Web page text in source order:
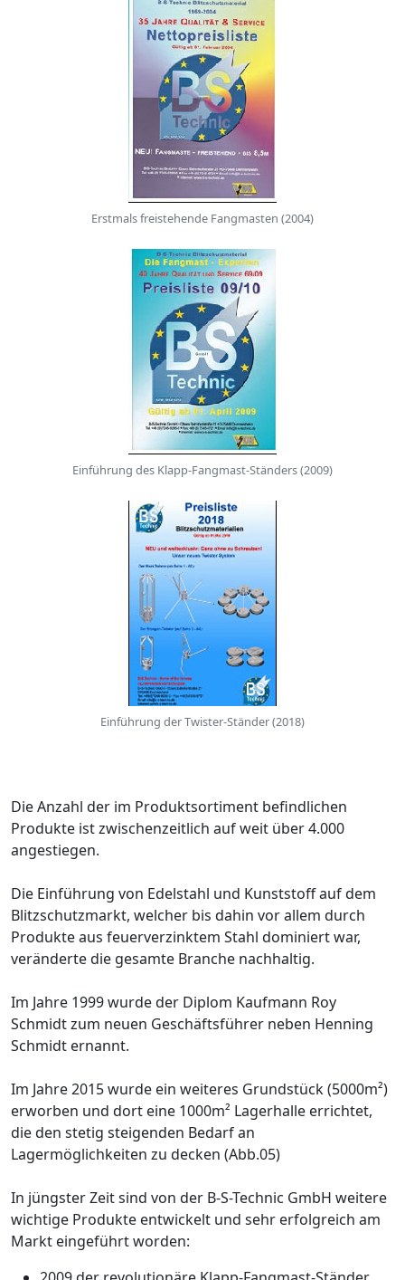
Erstmals freistehende Fangmasten (2004)
Einführung des Klapp-Fangmast-Ständers (2009)
Einführung der Twister-Ständer (2018)
Die Anzahl der im Produktsortiment befindlichen
Produkte ist zwischenzeitlich auf weit über 4.000
angestiegen.
Die Einführung von Edelstahl und Kunststoff auf dem
Blitzschutzmarkt, welcher bis dahin vor allem durch
Produkte aus feuerverzinktem Stahl dominiert war,
veränderte die gesamte Branche nachhaltig.
Im Jahre 1999 wurde der Diplom Kaufmann Roy
Schmidt zum neuen Geschäftsführer neben Henning
Schmidt ernannt.
Im Jahre 2015 wurde ein weiteres Grundstück (5000m²)
erworben und dort eine 1000m² Lagerhalle errichtet,
die den stetig steigenden Bedarf an
Lagermöglichkeiten zu decken (Abb.05)
In jüngster Zeit sind von der B-S-Technic GmbH weitere
wichtige Produkte entwickelt und sehr erfolgreich am
Markt eingeführt worden: